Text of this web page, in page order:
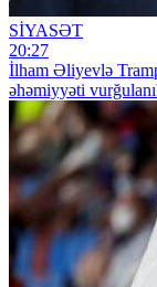
SİYASƏT
20:27
İlham Əliyevlə
əhəmiyyəti